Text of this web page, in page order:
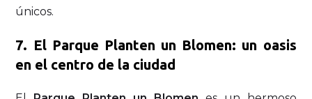
únicos.
7. El Parque Planten un Blomen: un oasis
en el centro de la ciudad